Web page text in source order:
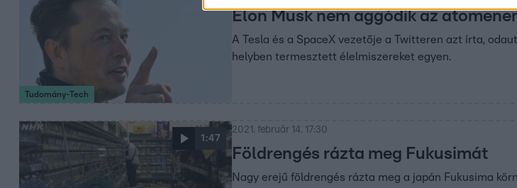
Tudomány-Tech
Elon Musk nem aggódik az
A Tesla és a SpaceX vezetője a Twitteren azt írta,
helyben termesztett élelmiszereket egyen.
1:47
2021. február 14. 17:30
Földrengés rázta meg Fukusimát
Nagy erejű földrengés rázta meg a japán Fukusima